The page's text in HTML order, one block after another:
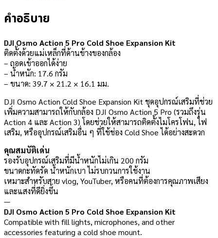
คำอธิบาย
DJI Osmo Action 5 Pro Cold Shoe Expansion Kit
ติดตั้งด้วยแม่เหล็กที่ด้านข้างของกล้อง
– ถอดเข้าออกได้ง่าย
– น้ำหนัก: 17.6 กรัม
– ขนาด: 39.7 × 21.2 × 16.1 มม.
DJI Osmo Action Cold Shoe Expansion Kit ชุดอุปกรณ์เสริมที่ช่วย
เพิ่มความสามารถให้กับกล้อง DJI Osmo Action 5 Pro (รวมถึงรุ่น
Action 4 และ Action 3) โดยช่วยให้สามารถติดตั้งไมโครโฟน, ไฟ
เสริม, หรืออุปกรณ์เสริมอื่น ๆ ที่ใช้ช่อง Cold Shoe ได้อย่างสะดวก
คุณสมบัติเด่น
รองรับอุปกรณ์เสริมที่มีน้ำหนักไม่เกิน 200 กรัม
ขนาดกะทัดรัด น้ำหนักเบา ไม่รบกวนการใช้งาน
เหมาะสำหรับสาย vlog, YouTuber, หรือคนที่ต้องการคุณภาพเสียง
และแสงที่ดียิ่งขึ้น
—
DJI Osmo Action 5 Pro Cold Shoe Expansion Kit
Compatible with fill lights, microphones, and other
accessories featuring a cold shoe mount.